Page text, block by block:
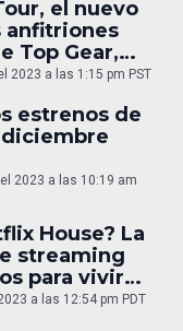
el nuevo
anfitriones
Top Gear,
2023 a las 1:15 pm PST
estrenos de
2023 a las 10:19 am
House? La
streaming
para vivir
únicas
a las 12:54 pm PDT